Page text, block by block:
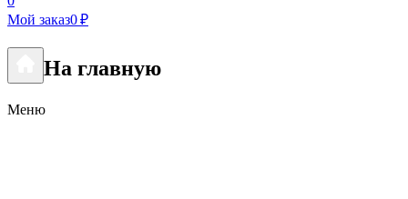
Мой заказ0 ₽
На главную
Меню